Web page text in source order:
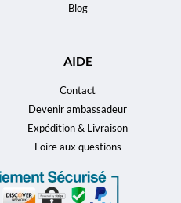
Blog
AIDE
Contact
Devenir ambassadeur
Expédition & Livraison
Foire aux questions